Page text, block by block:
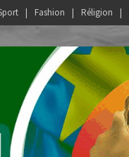
Fashion Réligion